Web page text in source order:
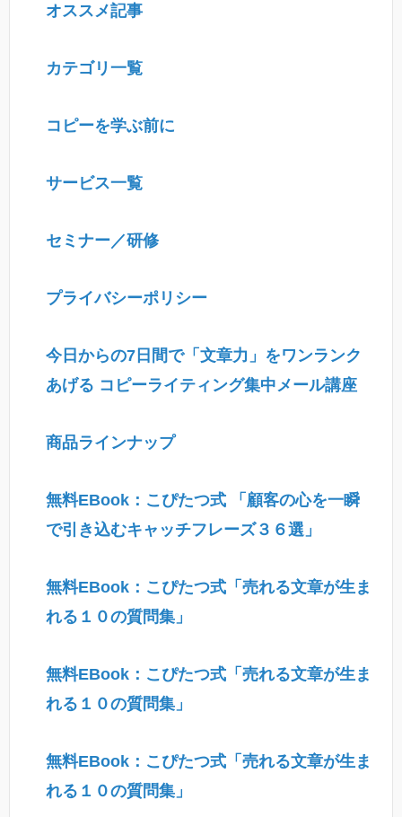
オススメ記事
カテゴリ一覧
コピーを学ぶ前に
サービス一覧
セミナー／研修
プライバシーポリシー
今日からの7日間で「文章力」をワンランク
あげる コピーライティング集中メール講座
商品ラインナップ
無料EBook：こぴたつ式 「顧客の心を一瞬
で引き込むキャッチフレーズ３６選」
無料EBook：こぴたつ式「売れる文章が生ま
れる１０の質問集」
無料EBook：こぴたつ式「売れる文章が生ま
れる１０の質問集」
無料EBook：こぴたつ式「売れる文章が生ま
れる１０の質問集」